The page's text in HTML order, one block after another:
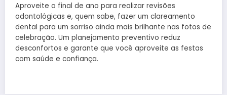
Aproveite o final de ano para realizar revisões
odontológicas e, quem sabe, fazer um clareamento
dental para um sorriso ainda mais brilhante nas fotos de
celebração. Um planejamento preventivo reduz
desconfortos e garante que você aproveite as festas
com saúde e confiança.